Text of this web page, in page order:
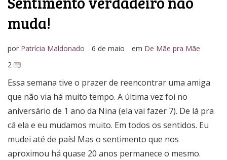
muda!
por Patrícia Maldonado 6 de maio em De Mãe pra Mãe
2
Essa semana tive o prazer de reencontrar uma amiga
que não via há muito tempo. A última vez foi no
aniversário de 1 ano da Nina (ela vai fazer 7). De lá pra
cá ela e eu mudamos muito. Em todos os sentidos. Eu
mudei até de país! Mas o sentimento que nos
aproximou há quase 20 anos permanece o mesmo.